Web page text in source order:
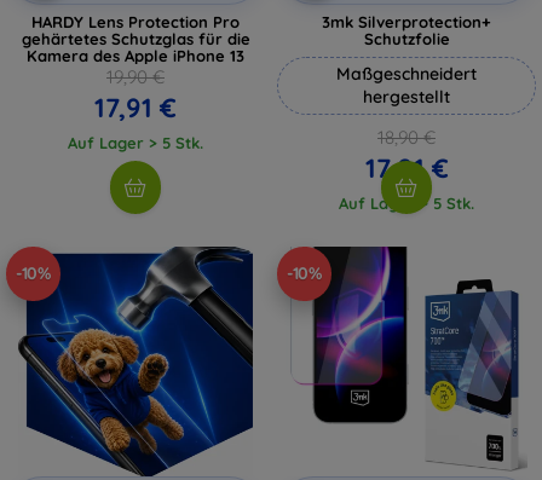
HARDY Lens Protection Pro
gehärtetes Schutzglas für die
Kamera des Apple iPhone 13
19,90 €
17,91 €
Auf Lager > 5 Stk.
3mk Silverprotection+
Schutzfolie
Maßgeschneidert
hergestellt
18,90 €
17,01 €
Auf Lager > 5 Stk.
-10% -10%